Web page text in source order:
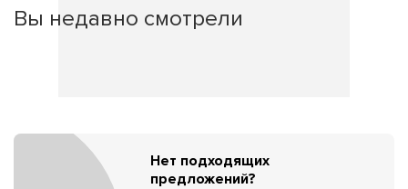
Вы недавно смотрели
Нет подходящих
предложений?